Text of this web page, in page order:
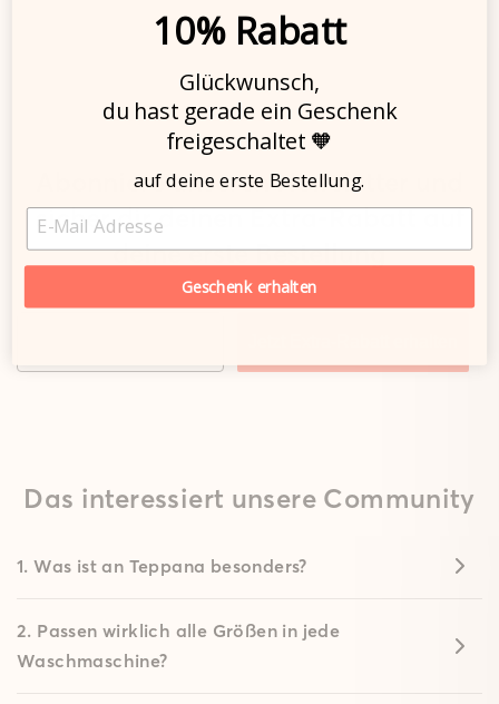
Abonniere unseren Newsletter und
sicher dir deinen Extra-Rabatt auf
deine erste Bestellung
Das interessiert unsere Community
1. Was ist an Teppana besonders?
2. Passen wirklich alle Größen in jede
Waschmaschine?
10% Rabatt
Glückwunsch,
du hast gerade ein Geschenk
freigeschaltet 🧡
auf deine erste Bestellung.
EMAIL
Geschenk erhalten